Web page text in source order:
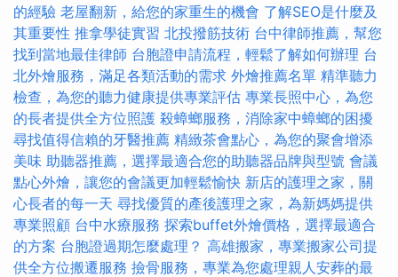
的經驗 老屋翻新，給您的家重生的機會 了解SEO是什麼及
其重要性 推拿學徒實習 北投撥筋技術 台中律師推薦，幫您
找到當地最佳律師 台胞證申請流程，輕鬆了解如何辦理 台
北外燴服務，滿足各類活動的需求 外燴推薦名單 精準聽力
檢查，為您的聽力健康提供專業評估 專業長照中心，為您
的長者提供全方位照護 殺蟑螂服務，消除家中蟑螂的困擾
尋找值得信賴的牙醫推薦 精緻茶會點心，為您的聚會增添
美味 助聽器推薦，選擇最適合您的助聽器品牌與型號 會議
點心外燴，讓您的會議更加輕鬆愉快 新店的護理之家，關
心長者的每一天 尋找優質的產後護理之家，為新媽媽提供
專業照顧 台中水療服務 探索buffet外燴價格，選擇最適合
的方案 台胞證過期怎麼處理？ 高雄搬家，專業搬家公司提
供全方位搬遷服務 撿骨服務，專業為您處理親人安葬的最